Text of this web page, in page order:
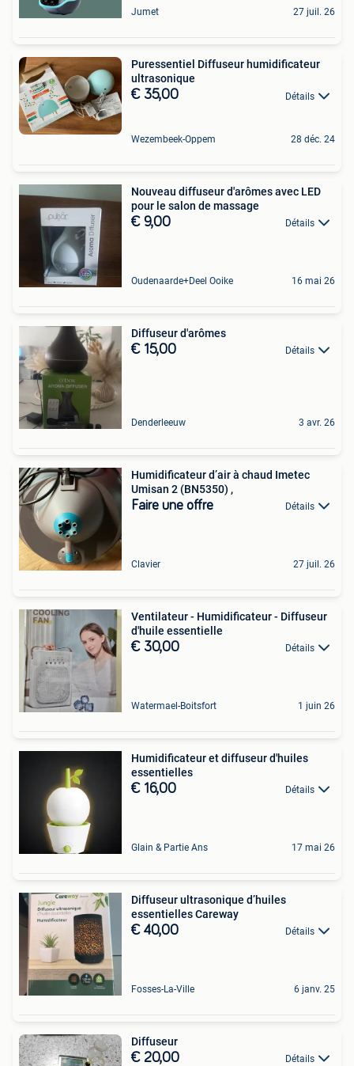
Jumet 27 juil. 26
Puressentiel Diffuseur humidificateur
ultrasonique
€ 35,00 Détails
Wezembeek-Oppem 28 déc. 24
Nouveau diffuseur d'arômes avec LED
pour le salon de massage
€ 9,00 Détails
Oudenaarde+Deel Ooike 16 mai 26
Diffuseur d'arômes
€ 15,00 Détails
Denderleeuw 3 avr. 26
Humidificateur d’air à chaud Imetec
Umisan 2 (BN5350) ,
Faire une offre Détails
Clavier 27 juil. 26
Ventilateur - Humidificateur - Diffuseur
d'huile essentielle
€ 30,00 Détails
Watermael-Boitsfort 1 juin 26
Humidificateur et diffuseur d'huiles
essentielles
€ 16,00 Détails
Glain & Partie Ans 17 mai 26
Diffuseur ultrasonique d’huiles
essentielles Careway
€ 40,00 Détails
Fosses-La-Ville 6 janv. 25
Diffuseur
€ 20,00 Détails